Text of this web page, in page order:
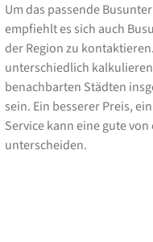
Um das passende
empfiehlt es sich auch
der Region zu
unterschiedlich
benachbarten Städten
sein. Ein besserer Preis,
Service kann eine gute
unterscheiden.